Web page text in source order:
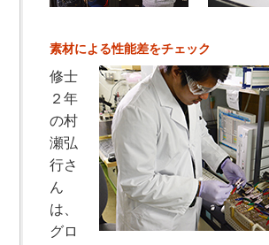
素材による性能差をチェック
修士
２年
の村
瀬弘
行さ
ん
は、
グロ